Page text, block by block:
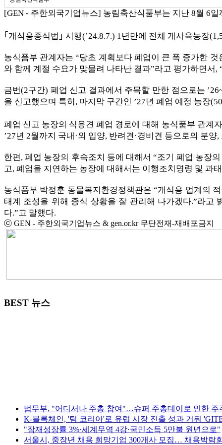
[GEN - 주한외국기업뉴스] 농림축산식품부는 지난 8월 6
｢개식용종식법｣ 시행(’24.8.7.) 1년만에 전체 개사육농장
농식품부 관계자는 “당초 계획보다 폐업이 큰 폭 증가한
와 함께 계절 수요가 맞물려 나타난 결과”라고 평가하면서
금번(2구간) 폐업 신고 결과에서 주목할 만한 점으로는
을 신고했으며 특히, 마지막 구간인 ’27년 폐업 예정 농장
폐업 신고 농장의 식용견 폐업 경로에 대해 농식품부 관계
’27년 2월까지 국내·외 입양, 반려견·경비견 등으로의 분
한편, 폐업 농장의 후속조치 등에 대해서 “조기 폐업 농장
고, 폐업을 지연하는 농장에 대해서는 이행조치명령 및 과
농식품부 박정훈 동물복지환경정책관은 “개식용 업계의
태계 조성을 위해 종식 상황을 잘 관리해 나가겠다.”라고
다.”고 말했다.
ⓒ GEN - 주한외국기업뉴스 & gen.or.kr 무단전재-재배포금지
BEST 뉴스
법무부, "어디서나 주총 참여"…슈퍼 주총데이로 인한 주
K-블록체인, '팀 코리아'로 유럽 시장 진출 성과 거둬
"잠재성장률 3%·세계무역 4강·국민소득 5만불 원년으로"
서울시, 중장년 채용 희망기업 300개사 모집… 채용박람